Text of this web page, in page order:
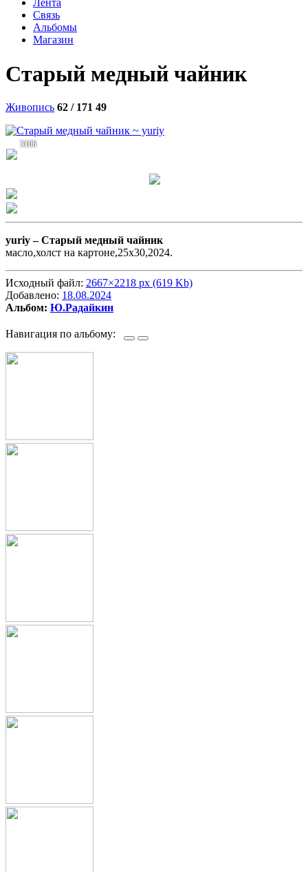
Лента
Связь
Альбомы
Магазин
Старый медный чайник
Живопись 62 / 171 49
3106
yuriy –Старый медный чайник
масло,холст на картоне,25х30,2024.
Исходный файл: 2667×2218 px (619 Kb)
Добавлено: 18.08.2024
Альбом: Ю.Радайкин
Навигация по альбому: